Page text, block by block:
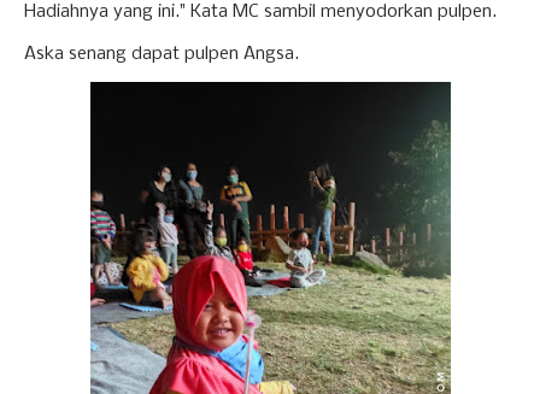
Hadiahnya yang ini." Kata MC sambil menyodorkan pulpen.
Aska senang dapat pulpen Angsa.